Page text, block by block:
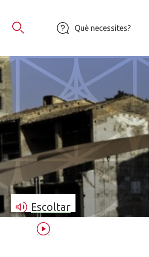
Obrir Cercador
Què necessites?
Escoltar